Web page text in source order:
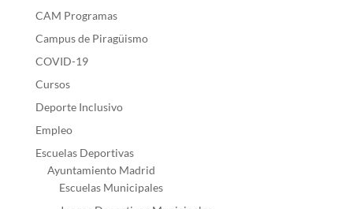
CAM Programas
Campus de Piragüismo
COVID-19
Cursos
Deporte Inclusivo
Empleo
Escuelas Deportivas
Ayuntamiento Madrid
Escuelas Municipales